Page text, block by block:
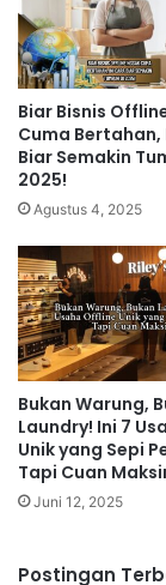
Biar Bisnis
Cuma Bertahan,
Biar Semakin
2025!
Agustus 4, 2025
Bukan Warung,
Laundry! Ini 7
Unik yang Sepi
Tapi Cuan
Juni 12, 2025
Postingan